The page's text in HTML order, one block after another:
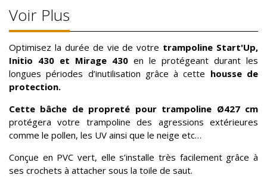
Voir Plus
Optimisez la durée de vie de votre trampoline Start'Up,
Initio 430 et Mirage 430 en le protégeant durant les
longues périodes d’inutilisation grâce à cette housse de
protection.
Cette bâche de propreté pour trampoline Ø427 cm
protégera votre trampoline des agressions extérieures
comme le pollen, les UV ainsi que le neige etc…
Conçue en PVC vert, elle s’installe très facilement grâce à
ses crochets à attacher sous la toile de saut.